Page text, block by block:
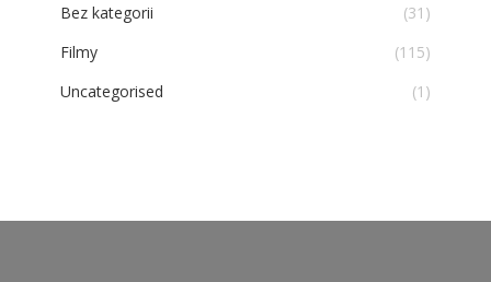
Bez kategorii
(31)
Filmy
(115)
Uncategorised
(1)